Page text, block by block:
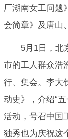
厂湖南女工问题
会简章》及唐山
5月1日，北
市的工人群众浩
行、集会。李大
动史》，介绍“
活动，号召中国
独秀也为庆祝这